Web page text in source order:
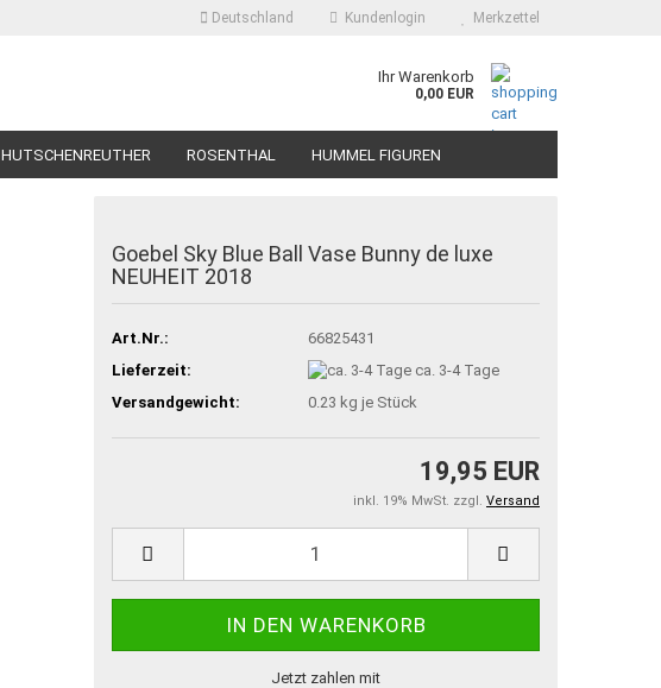
Deutschland Kundenlogin Merkzettel
Ihr Warenkorb
0,00 EUR
HUTSCHENREUTHER ROSENTHAL HUMMEL FIGUREN
Goebel Sky Blue Ball Vase Bunny de luxe
NEUHEIT 2018
Art.Nr.:
66825431
Lieferzeit:
ca. 3-4 Tage
Versandgewicht:
0.23 kg je Stück
19,95 EUR
inkl. 19% MwSt. zzgl. Versand
Jetzt zahlen mit